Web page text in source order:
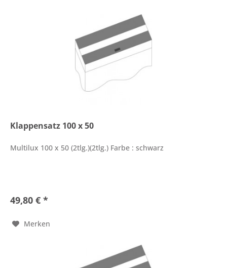
Klappensatz 100 x 50
Multilux 100 x 50 (2tlg.)(2tlg.) Farbe : schwarz
49,80 € *
Merken